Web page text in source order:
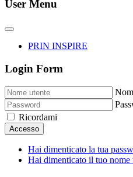
User Menu
PRIN INSPIRE
Login Form
Ricordami
Accesso
Hai dimenticato la tua
Hai dimenticato il tuo nome